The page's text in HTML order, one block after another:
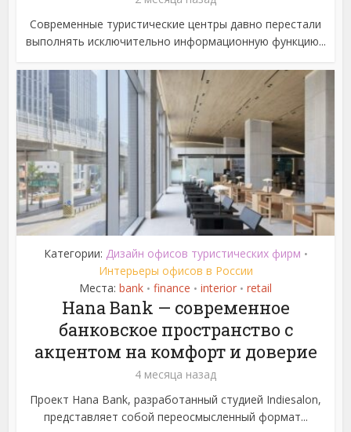
Современные туристические центры давно перестали
выполнять исключительно информационную функцию...
Категории: Дизайн офисов туристических фирм •
Интерьеры офисов в России
Места: bank • finance • interior • retail
Hana Bank — современное
банковское пространство с
акцентом на комфорт и доверие
4 месяца назад
Проект Hana Bank, разработанный студией Indiesalon,
представляет собой переосмысленный формат...